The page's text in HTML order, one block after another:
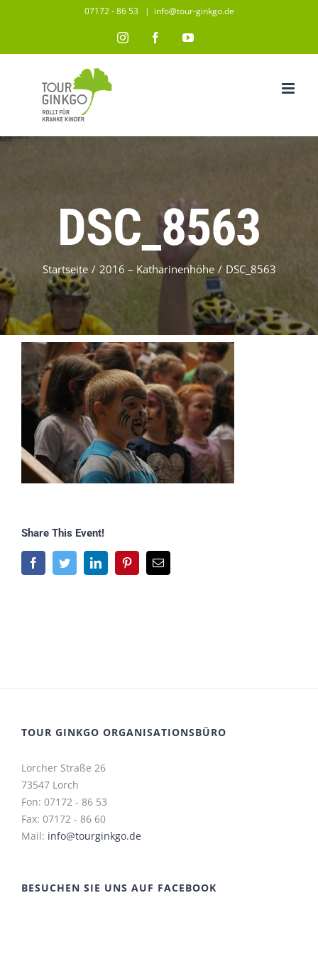
07172 - 86 53 | info@tour-ginkgo.de
InstagramFacebookYouTube
DSC_8563
Startseite / 2016 – Katharinenhöhe / DSC_8563
Share This Event!
FacebookTwitterLinkedInPinterestE-
Mail
TOUR GINKGO ORGANISATIONSBÜRO
Lorcher Straße 26
73547 Lorch
Fon: 07172 - 86 53
Fax: 07172 - 86 60
Mail: info@tourginkgo.de
BESUCHEN SIE UNS AUF FACEBOOK